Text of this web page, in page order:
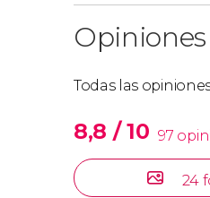
Todas las
8,8 / 10 97
24